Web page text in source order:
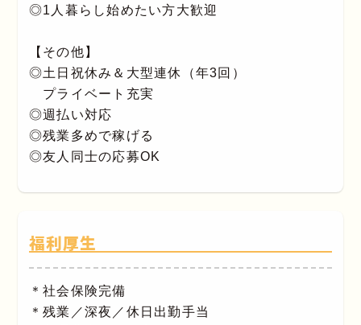
◎1人暮らし始めたい方大歓迎
【その他】
◎土日祝休み＆大型連休（年3回）
プライベート充実
◎週払い対応
◎残業多めで稼げる
◎友人同士の応募OK
福利厚生
＊社会保険完備
＊残業／深夜／休日出勤手当